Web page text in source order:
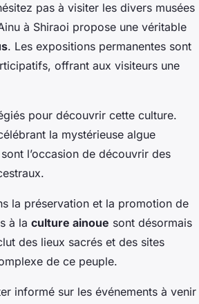
pas à visiter les divers musées
à Shiraoi propose une véritable
. Les expositions permanentes sont
offrant aux visiteurs une
pour découvrir cette culture.
la mystérieuse algue
l’occasion de découvrir des
la préservation et la promotion de
à la culture ainoue sont désormais
des lieux sacrés et des sites
de ce peuple.
informé sur les événements à venir